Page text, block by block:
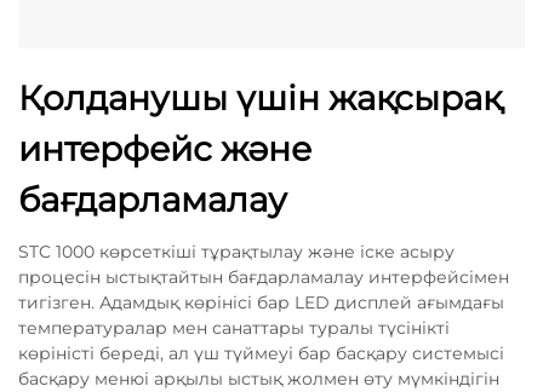
Қолданушы үшін жақсырақ
интерфейс және
бағдарламалау
STC 1000 көрсеткіші тұрақтылау және іске асыру
процесін ыстықтайтын бағдарламалау интерфейсімен
тигізген. Адамдық көрінісі бар LED дисплей ағымдағы
температуралар мен санаттары туралы түсінікті
көріністі береді, ал үш түймеуі бар басқару системысі
басқару менюі арқылы ыстық жолмен өту мүмкіндігін